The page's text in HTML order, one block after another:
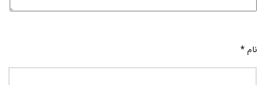
نام*